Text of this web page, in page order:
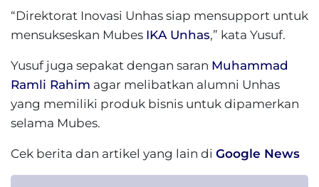
“Direktorat Inovasi Unhas siap mensupport untuk
mensukseskan Mubes IKA Unhas,” kata Yusuf.
Yusuf juga sepakat dengan saran Muhammad
Ramli Rahim agar melibatkan alumni Unhas
yang memiliki produk bisnis untuk dipamerkan
selama Mubes.
Cek berita dan artikel yang lain di Google News